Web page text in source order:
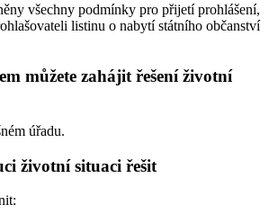
všechny podmínky pro přijetí prohlášení,
listinu o nabytí státního občanství
můžete zahájit řešení životní
úřadu.
životní situaci řešit